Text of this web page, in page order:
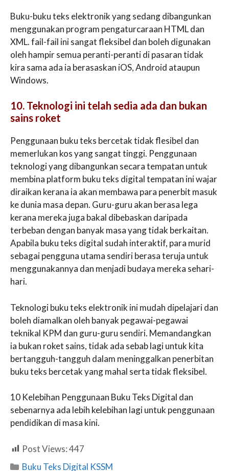
Buku-buku teks elektronik yang sedang dibangunkan
menggunakan program pengaturcaraan HTML dan
XML. fail-fail ini sangat fleksibel dan boleh digunakan
oleh hampir semua peranti-peranti di pasaran tidak
kira sama ada ia berasaskan iOS, Android ataupun
Windows.
10. Teknologi ini telah sedia ada dan bukan
sains roket
Penggunaan buku teks bercetak tidak flesibel dan
memerlukan kos yang sangat tinggi. Penggunaan
teknologi yang dibangunkan secara tempatan untuk
membina platform buku teks digital tempatan ini wajar
diraikan kerana ia akan membawa para penerbit masuk
ke dunia masa depan. Guru-guru akan berasa lega
kerana mereka juga bakal dibebaskan daripada
terbeban dengan banyak masa yang tidak berkaitan.
Apabila buku teks digital sudah interaktif, para murid
sebagai pengguna utama sendiri berasa teruja untuk
menggunakannya dan menjadi budaya mereka sehari-
hari.
Teknologi buku teks elektronik ini mudah dipelajari dan
boleh diamalkan oleh banyak pegawai-pegawai
teknikal KPM dan guru-guru sendiri. Memandangkan
ia bukan roket sains, tidak ada sebab lagi untuk kita
bertangguh-tangguh dalam meninggalkan penerbitan
buku teks bercetak yang mahal serta tidak fleksibel.
10 Kelebihan Penggunaan Buku Teks Digital dan
sebenarnya ada lebih kelebihan lagi untuk penggunaan
pendidikan di masa kini.
Post Views:447
Categories
Buku Teks Digital KSSM